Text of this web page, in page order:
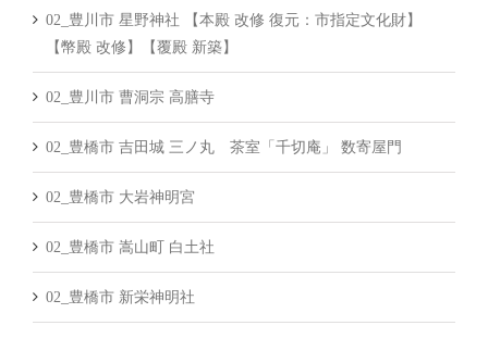
02_豊川市 星野神社 【本殿 改修 復元：市指定文化財】
【幣殿 改修】【覆殿 新築】
02_豊川市 曹洞宗 高膳寺
02_豊橋市 吉田城 三ノ丸 茶室「千切庵」 数寄屋門
02_豊橋市 大岩神明宮
02_豊橋市 嵩山町 白土社
02_豊橋市 新栄神明社